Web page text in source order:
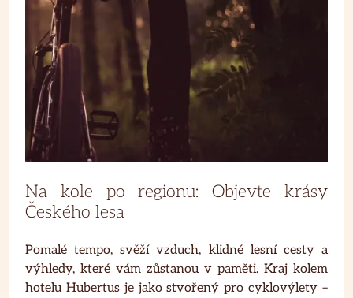
Na kole po regionu: Objevte krásy
Českého lesa
Pomalé tempo, svěží vzduch, klidné lesní cesty a
výhledy, které vám zůstanou v paměti. Kraj kolem
hotelu Hubertus je jako stvořený pro cyklovýlety –